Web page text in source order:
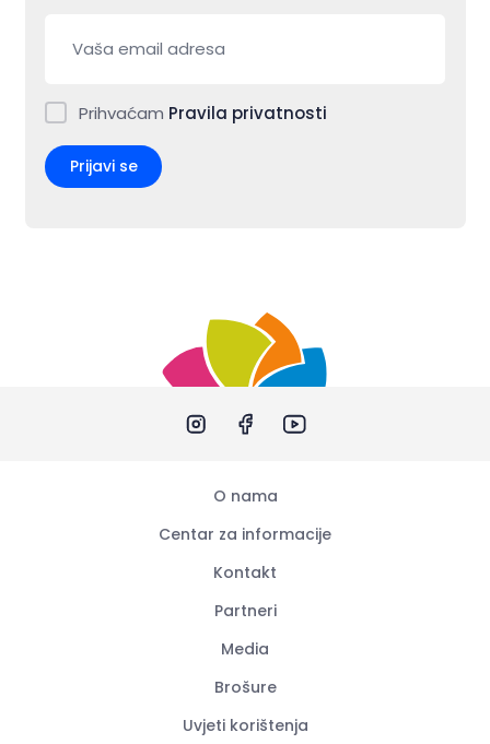
Prihvaćam Pravila privatnosti
Prijavi se
O nama
Centar za informacije
Kontakt
Partneri
Media
Brošure
Uvjeti korištenja